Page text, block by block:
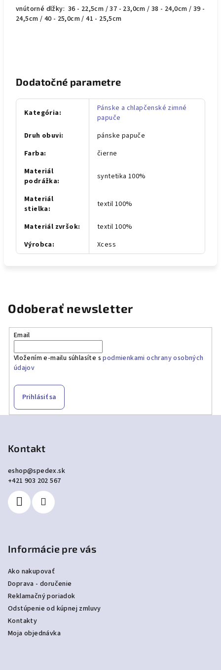
vnútorné dlžky: 36 - 22,5cm / 37 - 23,0cm / 38 - 24,0cm / 39 -
24,5cm / 40 - 25,0cm / 41 - 25,5cm
Dodatočné parametre
Kategória:
Pánske a chlapčenské zimné
papuče
Druh obuvi:
pánske papuče
Farba:
čierne
Materiál
podrážka: syntetika 100%
Materiál
stielka: textil 100%
Materiál zvršok:
textil 100%
Výrobca: Xcess
Odoberať newsletter
Email
Vložením e-mailu súhlasíte spodmienkami ochrany osobných
údajov
Prihlásiť sa
Kontakt
eshop@spedex.sk
+421 903 202 567
Informácie pre vás
Ako nakupovať
Doprava - doručenie
Reklamačný poriadok
Odstúpenie od kúpnej zmluvy
Kontakty
Moja objednávka